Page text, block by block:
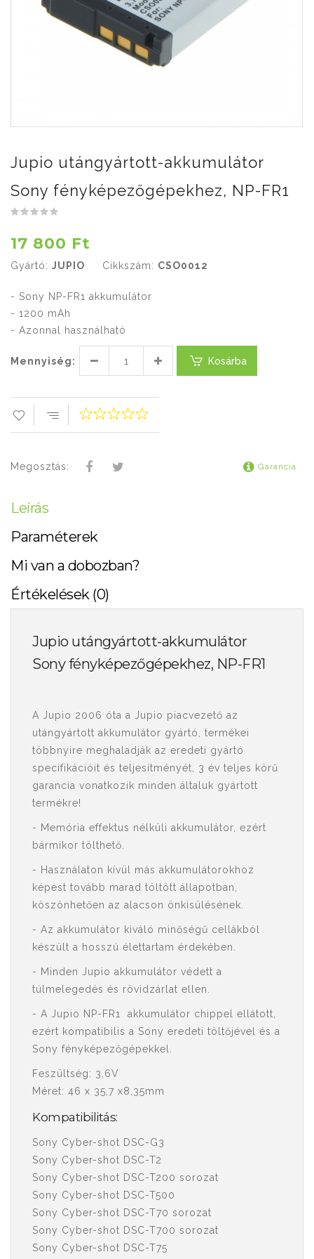
Jupio utángyártott-akkumulátor
Sony fényképezőgépekhez, NP-FR1
17 800 Ft
Gyártó: JUPIO Cikkszám: CSO0012
- Sony NP-FR1 akkumulátor
- 1200 mAh
- Azonnal használható
Mennyiség: Kosárba
Megosztás: Garancia
Leírás
Paraméterek
Mi van a dobozban?
Értékelések (0)
Jupio utángyártott-akkumulátor
Sony fényképezőgépekhez, NP-FR1
A Jupio 2006 óta a Jupio piacvezető az
utángyártott akkumulátor gyártó, termékei
többnyire meghaladják az eredeti gyártó
specifikációit és teljesítményét, 3 év teljes körű
garancia vonatkozik minden általuk gyártott
termékre!
- Memória effektus nélküli akkumulátor, ezért
bármikor tölthető.
- Használaton kívül más akkumulátorokhoz
képest tovább marad töltött állapotban,
köszönhetően az alacson önkisülésének.
- Az akkumulátor kiváló minőségű cellákból
készült a hosszú élettartam érdekében.
- Minden Jupio akkumulátor védett a
túlmelegedés és rövidzárlat ellen.
- A Jupio NP-FR1 akkumulátor chippel ellátott,
ezért kompatibilis a Sony eredeti töltőjével és a
Sony fényképezőgépekkel.
Feszültség: 3,6V
Méret: 46 x 35,7 x8,35mm
Kompatibilitás:
Sony Cyber-shot DSC-G3
Sony Cyber-shot DSC-T2
Sony Cyber-shot DSC-T200 sorozat
Sony Cyber-shot DSC-T500
Sony Cyber-shot DSC-T70 sorozat
Sony Cyber-shot DSC-T700 sorozat
Sony Cyber-shot DSC-T75